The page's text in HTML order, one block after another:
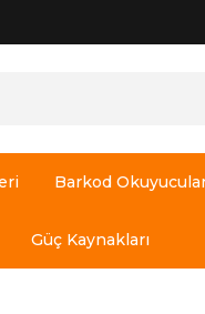
Barkod
Güç Kaynakları